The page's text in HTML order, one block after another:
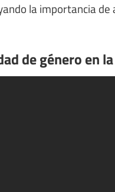
la importancia
de género en